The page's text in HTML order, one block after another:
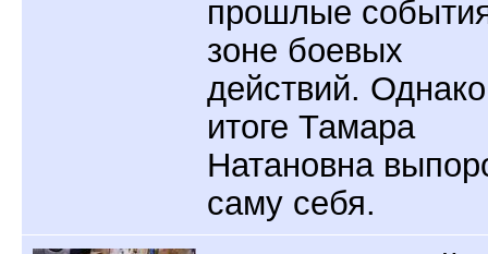
прошлые
зоне боевых
действий.
итоге Тамара
Натановна
саму себя.